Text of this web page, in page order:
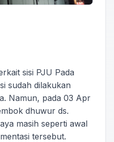
sisi PJU Pada
sudah dilakukan
Namun, pada 03 Apr
dhuwur ds.
masih seperti awal
tersebut.